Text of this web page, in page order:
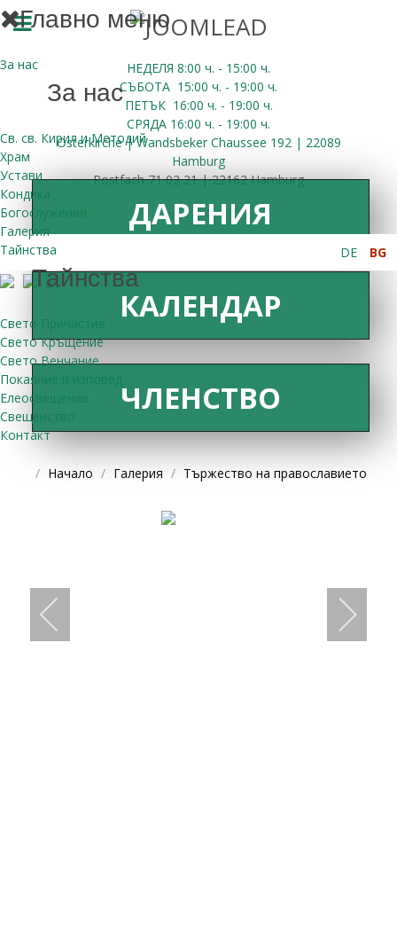
НЕДЕЛЯ 8:00 ч. - 15:00 ч.
СЪБОТА 15:00 ч. - 19:00 ч.
ПЕТЪК 16:00 ч. - 19:00 ч.
СРЯДА 16:00 ч. - 19:00 ч.
Osterkirche | Wandsbeker Chaussee 192 | 22089
Hamburg
Postfach 71 02 21 | 22162 Hamburg
Главно меню
За нас
За нас
Св. св. Кирил и Методий
Храм
Устави
Кондика
Богослужения
Галерия
Тайнства
Тайнства
Свето Причастие
Свето Кръщение
Свето Венчание
Покаяние и изповед
Елеосвещение
Свещенство
Контакт
DE BG
ДАРЕНИЯ
КАЛЕНДАР
ЧЛЕНСТВО
Начало Галерия Тържество на православието